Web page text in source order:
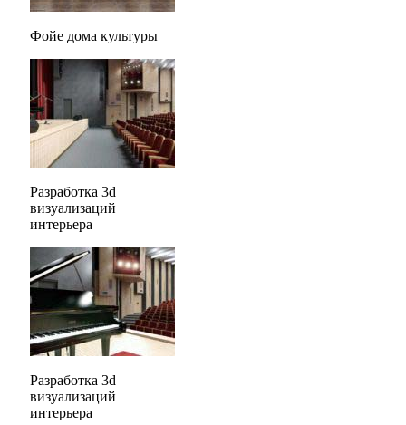
Фойе дома культуры
Разработка 3d
визуализаций
интерьера
Разработка 3d
визуализаций
интерьера